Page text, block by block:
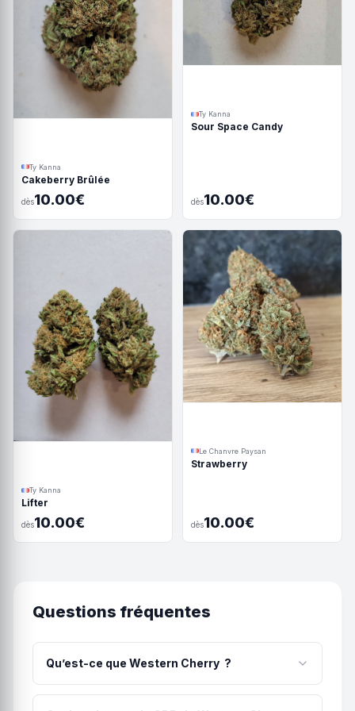
Ty Kanna
Cakeberry Brûlée
dès10.00€
Ty Kanna
Sour Space Candy
dès10.00€
Ty Kanna
Lifter
dès10.00€
Le Chanvre Paysan
Strawberry
dès10.00€
Questions fréquentes
Qu’est-ce que Western Cherry ?
Fleurs de cbd outdoor 100% naturelles, cultivées